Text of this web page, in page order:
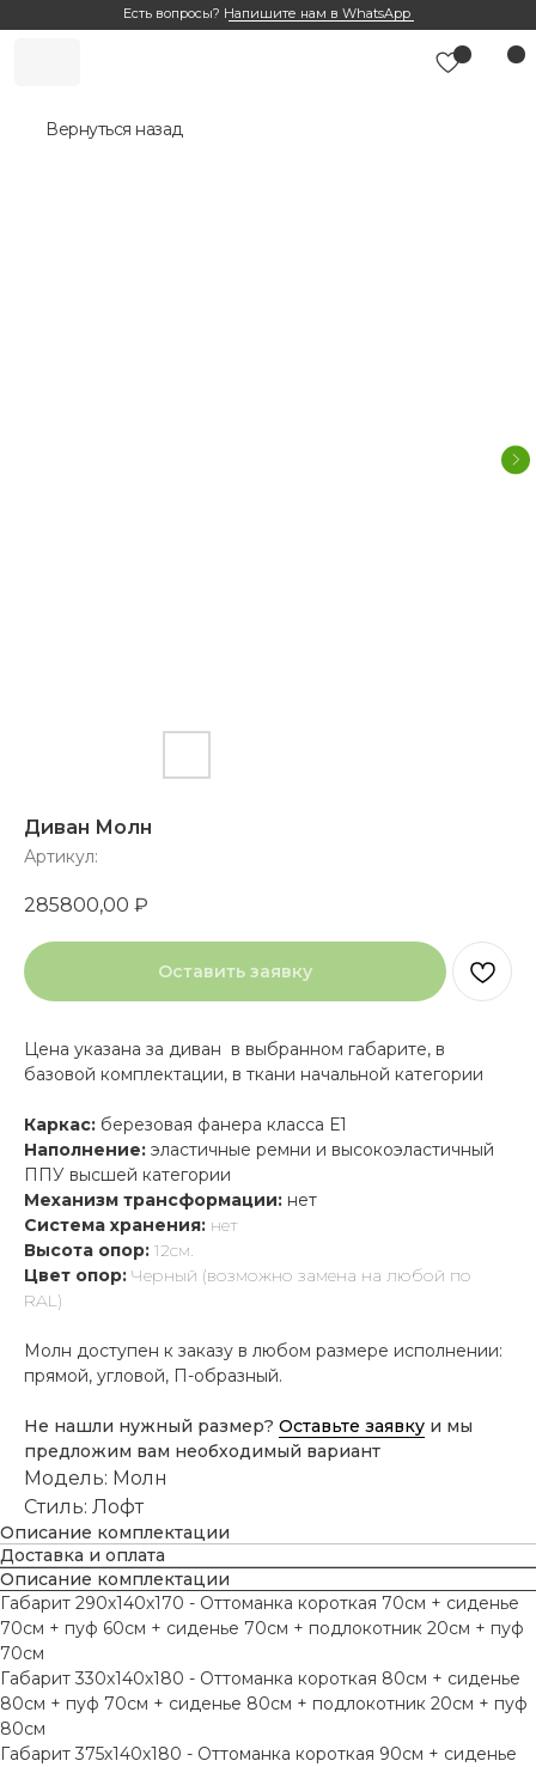
Есть вопросы? Напишите нам в WhatsApp
Вернуться назад
Диван Молн
Артикул:
285800,00 ₽
Оставить заявку
Цена указана за диван в выбранном габарите, в
базовой комплектации, в ткани начальной категории
Каркас: березовая фанера класса Е1
Наполнение: эластичные ремни и высокоэластичный
ППУ высшей категории
Механизм трансформации: нет
Система хранения: нет
Высота опор: 12см.
Цвет опор: Черный (возможно замена на любой по
RAL)
Молн доступен к заказу в любом размере исполнении:
прямой, угловой, П-образный.
Не нашли нужный размер? Оставьте заявку и мы
предложим вам необходимый вариант
Модель: Молн
Стиль: Лофт
Описание комплектации
Доставка и оплата
Описание комплектации
Габарит 290х140х170 - Оттоманка короткая 70см + сиденье
70см + пуф 60см + сиденье 70см + подлокотник 20см + пуф
70см
Габарит 330х140х180 - Оттоманка короткая 80см + сиденье
80см + пуф 70см + сиденье 80см + подлокотник 20см + пуф
80см
Габарит 375х140х180 - Оттоманка короткая 90см + сиденье